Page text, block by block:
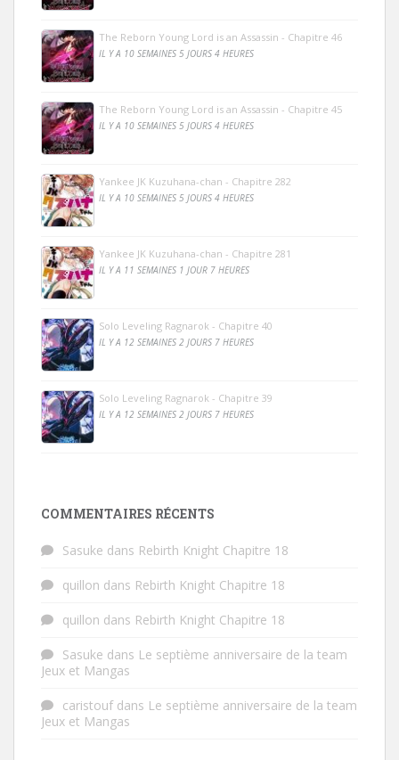
The Reborn Young Lord is an Assassin - Chapitre 46
IL Y A 10 SEMAINES 5 JOURS 4 HEURES
The Reborn Young Lord is an Assassin - Chapitre 45
IL Y A 10 SEMAINES 5 JOURS 4 HEURES
Yankee JK Kuzuhana-chan - Chapitre 282
IL Y A 10 SEMAINES 5 JOURS 4 HEURES
Yankee JK Kuzuhana-chan - Chapitre 281
IL Y A 11 SEMAINES 1 JOUR 7 HEURES
Solo Leveling Ragnarok - Chapitre 40
IL Y A 12 SEMAINES 2 JOURS 7 HEURES
Solo Leveling Ragnarok - Chapitre 39
IL Y A 12 SEMAINES 2 JOURS 7 HEURES
COMMENTAIRES RÉCENTS
Sasuke dans Rebirth Knight Chapitre 18
quillon dans Rebirth Knight Chapitre 18
quillon dans Rebirth Knight Chapitre 18
Sasuke dans Le septième anniversaire de la team
Jeux et Mangas
caristoufdans Le septième anniversaire de la team
Jeux et Mangas